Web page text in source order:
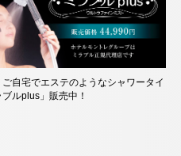
ご自宅でエステのようなシャワータイ
ルplus」販売中！